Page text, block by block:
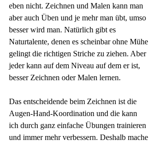
eben nicht. Zeichnen und Malen kann man
aber auch Üben und je mehr man übt, umso
besser wird man. Natürlich gibt es
Naturtalente, denen es scheinbar ohne Mühe
gelingt die richtigen Striche zu ziehen. Aber
jeder kann auf dem Niveau auf dem er ist,
besser Zeichnen oder Malen lernen.
Das entscheidende beim Zeichnen ist die
Augen-Hand-Koordination und die kann
ich durch ganz einfache Übungen trainieren
und immer mehr verbessern. Deshalb mache